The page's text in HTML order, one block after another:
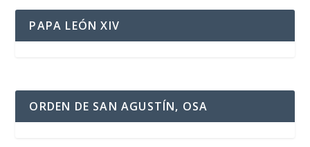
PAPA LEÓN XIV
ORDEN DE SAN AGUSTÍN, OSA